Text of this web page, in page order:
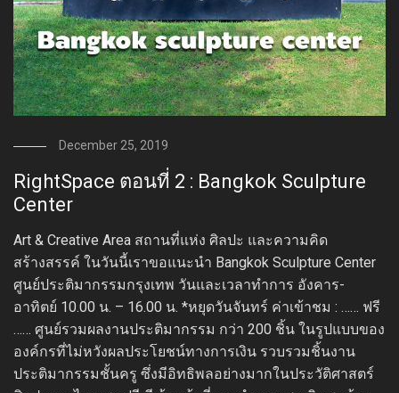
December 25, 2019
RightSpace ตอนที่ 2 : Bangkok Sculpture
Center
Art & Creative Area สถานที่แห่ง ศิลปะ และความคิด
สร้างสรรค์ ในวันนี้เราขอแนะนำ Bangkok Sculpture Center
ศูนย์ประติมากรรมกรุงเทพ วันและเวลาทำการ อังคาร-
อาทิตย์ 10.00 น. – 16.00 น. *หยุดวันจันทร์ ค่าเข้าชม : …… ฟรี
…… ศูนย์รวมผลงานประติมากรรม กว่า 200 ชิ้น ในรูปแบบของ
องค์กรที่ไม่หวังผลประโยชน์ทางการเงิน รวบรวมชิ้นงาน
ประติมากรรมชั้นครู ซึ่งมีอิทธิพลอย่างมากในประวัติศาสตร์